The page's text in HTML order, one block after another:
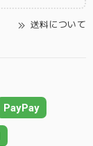
送料について
PayPay